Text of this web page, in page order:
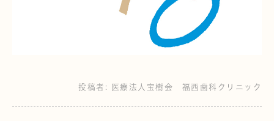
投稿者: 医療法人宝樹会 福西歯科クリニック